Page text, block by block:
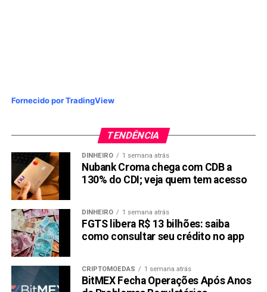
Link
PRÓXIMA:
esquema milionário
NÃO PERCA:
Melhores Altcoins para Investir em 2025 no Brasil
Fornecido por TradingView
TENDÊNCIA
DINHEIRO 1 semana atrás
Nubank Croma chega com CDB a
130% do CDI; veja quem tem acesso
DINHEIRO 1 semana atrás
FGTS libera R$ 13 bilhões: saiba
como consultar seu crédito no app
CRIPTOMOEDAS 1 semana atrás
BitMEX Fecha Operações Após Anos